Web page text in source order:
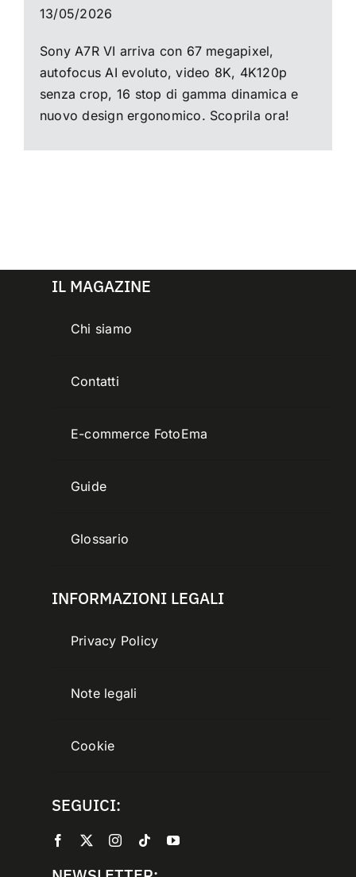
13/05/2026
Sony A7R VI arriva con 67 megapixel,
autofocus AI evoluto, video 8K, 4K120p
senza crop, 16 stop di gamma dinamica e
nuovo design ergonomico. Scoprila ora!
IL MAGAZINE
Chi siamo
Contatti
E-commerce FotoEma
Guide
Glossario
INFORMAZIONI LEGALI
Privacy Policy
Note legali
Cookie
SEGUICI: